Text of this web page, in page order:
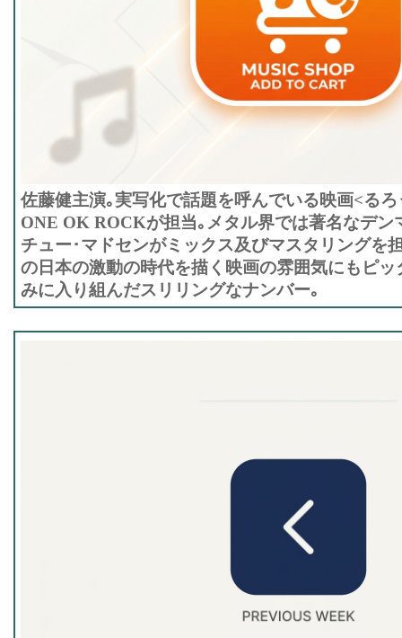
佐藤健主演｡実写化で話題を呼んでいる映画<る
ONE OK ROCKが担当｡メタル界では著名なデン
チュー･マドセンがミックス及びマスタリングを
の日本の激動の時代を描く映画の雰囲気にもピ
みに入り組んだスリリングなナンバー｡